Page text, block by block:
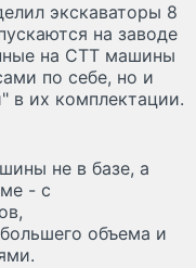
экскаваторы 8
на заводе
на СТТ машины
по себе, но и
в их комплектации.
не в базе, а
- с
объема и